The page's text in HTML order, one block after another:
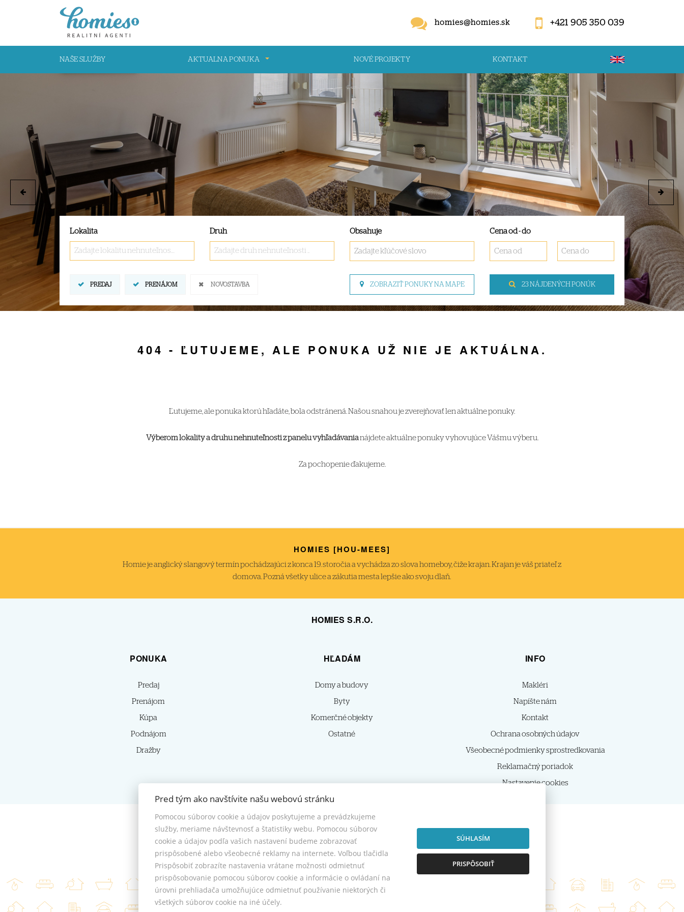
+421 905 350 039
homies@homies.sk
NAŠE SLUŽBY AKTUALNA PONUKA NOVÉ PROJEKTY KONTAKT
Lokalita
Zadajte lokalitu nehnuteľnosti ..
Druh
Zadajte druh nehnuteľnosti ..
Obsahuje Cena od - do
PREDAJ PRENÁJOM NOVOSTAVBA ZOBRAZIŤ PONUKY NA MAPE 23 NÁJDENÝCH PONÚK
404 - ĽUTUJEME, ALE PONUKA UŽ NIE JE AKTUÁLNA.
Ľutujeme, ale ponuka ktorú hľadáte, bola odstránená. Našou snahou je zverejňovať len aktuálne ponuky.
Výberom lokality a druhu nehnuteľnosti z panelu vyhľadávanianájdete aktuálne ponuky vyhovujúce Vášmu výberu.
Za pochopenie ďakujeme.
HOMIES [HOU-MEES]
Homie je anglický slangový termín pochádzajúci z konca 19. storočia a vychádza zo slova homeboy, čiže krajan. Krajan je váš priateľ z
domova. Pozná všetky ulice a zákutia mesta lepšie ako svoju dlaň.
HOMIES S.R.O.
PONUKA
Predaj
Prenájom
Kúpa
Podnájom
Dražby
HĽADÁM
Domy a budovy
Byty
Komerčné objekty
Ostatné
INFO
Makléri
Napíšte nám
Kontakt
Ochrana osobných údajov
Všeobecné podmienky sprostredkovania
Reklamačný poriadok
Nastavenie cookies
Sládkovičova 7, Nitra 949 01, Tel.: +421 905350039, E-mail: homies@homies.sk
Pred tým ako navštívite našu webovú stránku
Pomocou súborov cookie a údajov poskytujeme a prevádzkujeme
služby, meriame návštevnosť a štatistiky webu. Pomocou súborov
cookie a údajov podľa vašich nastavení budeme zobrazovať
prispôsobené alebo všeobecné reklamy na internete. Voľbou tlačidla
Prispôsobiť zobrazíte nastavenia vrátane možnosti odmietnuť
prispôsobovanie pomocou súborov cookie a informácie o ovládaní na
úrovni prehliadača umožňujúce odmietnuť používanie niektorých či
všetkých súborov cookie na iné účely.
SÚHLASÍM
PRISPÔSOBIŤ